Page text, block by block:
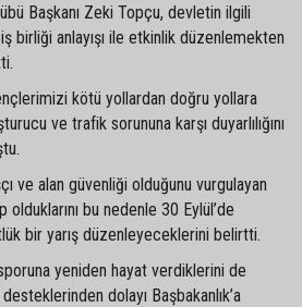
Başkanı Zeki Topçu, devletin ilgili
birliği anlayışı ile etkinlik düzenlemekten
kötü yollardan doğru yollara
ve trafik sorununa karşı duyarlılığını
ve alan güvenliği olduğunu vurgulayan
bu nedenle 30 Eylül’de
bir yarış düzenleyeceklerini belirtti.
yeniden hayat verdiklerini de
dolayı Başbakanlık’a